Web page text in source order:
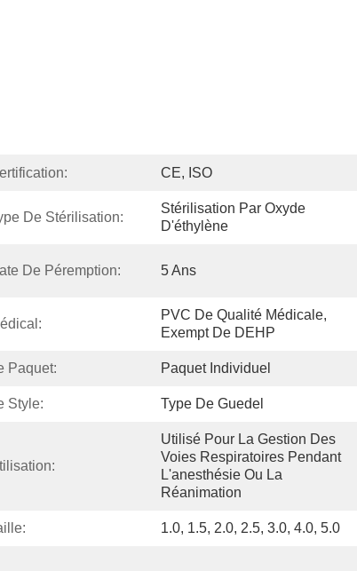
CE, ISO
De Stérilisation:
Stérilisation Par Oxyde
D'éthylène
De Péremption: 5 Ans
PVC De Qualité Médicale,
Exempt De DEHP
Paquet: Paquet Individuel
Style: Type De Guedel
Utilisé Pour La Gestion Des
Voies Respiratoires Pendant
L'anesthésie Ou La
Réanimation
1.0, 1.5, 2.0, 2.5, 3.0, 4.0, 5.0